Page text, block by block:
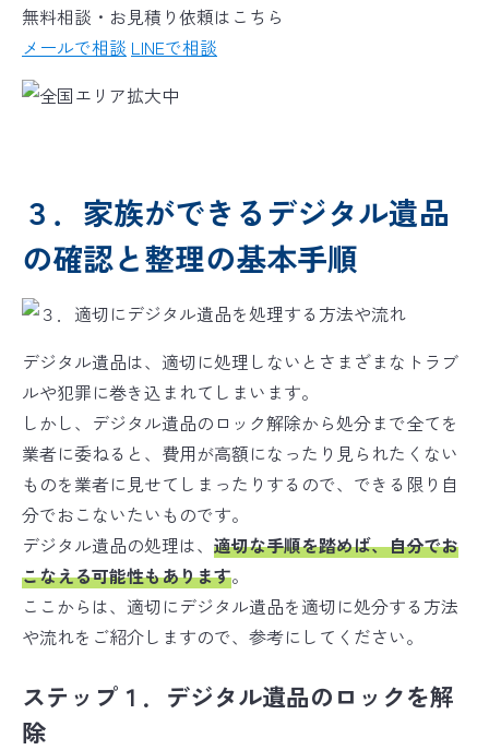
無料相談・お見積り依頼はこちら
メールで相談 LINEで相談
３．家族ができるデジタル遺品
の確認と整理の基本手順
デジタル遺品は、適切に処理しないとさまざまなトラブ
ルや犯罪に巻き込まれてしまいます。
しかし、デジタル遺品のロック解除から処分まで全てを
業者に委ねると、費用が高額になったり見られたくない
ものを業者に見せてしまったりするので、できる限り自
分でおこないたいものです。
デジタル遺品の処理は、 適切な手順を踏めば、自分でお
こなえる可能性もあります。
ここからは、適切にデジタル遺品を適切に処分する方法
や流れをご紹介しますので、参考にしてください。
ステップ１．デジタル遺品のロックを解
除